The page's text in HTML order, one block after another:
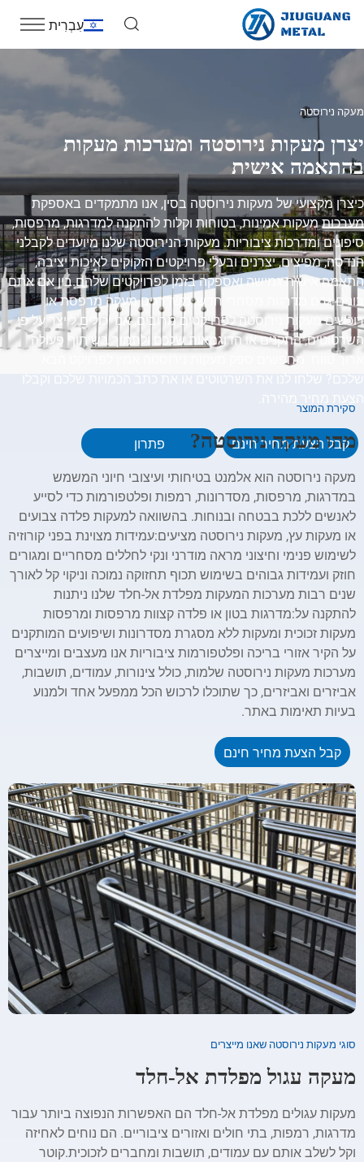
עִבְרִית
מעקה נירוסטה
יצרן מעקות נירוסטה ומערכות מעקות
בהתאמה אישית
כיצרן מקצועי של מעקות נירוסטה בסין, אנו מתמקדים באספקת
מערכות מעקות אמינות, בטוחות וקלות להתקנה למדרגות, מרפסות,
סיפונים ומדרכות ציבוריות. מעקות הנירוסטה שלנו מיועדים לקבלני
הנדסה, מפיצים, יצרנים ובעלי פרויקטים הזקוקים לאיכות יציבה,
התאמה אישית גמישה ואספקה בזמן לפרויקטים שלהם.בין אם אתם
בונים גרם מדרגות מסחרי חדש, משדרגים מעקה מרפסת או
רוכשים מעקות נירוסטה לפרויקטים מרובים, אנו יכולים לייצר על פי
השרטוטים, התקנים או הדוגמאות שלכם ולתמוך בשיתוף פעולה
ארוך טווח. מחפשים ספק מעקות נירוסטה אמין לפרויקט הבא
קבל הצעת מחיר חינם פתרון
סקירת המוצר
מהו מעקה נירוסטה?
מעקה נירוסטה הוא אלמנט בטיחותי ועיצובי חיוני המשמש
במדרגות, מרפסות, מסדרונות, רמפות ופלטפורמות כדי לסייע
לאנשים ללכת בבטחה ובנוחות. בהשוואה למעקות פלדה צבועים
או מעקות עץ, מעקות נירוסטה מציעים:עמידות מצוינת בפני קורוזיה
לשימוש פנימי וחיצוני מראה מודרני ונקי לחללים מסחריים ומגורים
חוזק ועמידות גבוהים בשימוש תכוף תחזוקה נמוכה וניקוי קל לאורך
שנים רבות מערכות המעקות מפלדת אל-חלד שלנו ניתנות
להתקנה על:מדרגות בטון או פלדה קצוות מרפסות ומרפסות
מעקות זכוכית ומעקות ללא מסגרת מסדרונות ושיפועים המותקנים
על הקיר אזורי בריכה ופלטפורמות ציבוריות אנו מעצבים ומייצרים
מערכות מעקות נירוסטה שלמות, כולל צינורות, עמודים, תושבות,
אביזרים ואביזרים, כך שתוכלו לרכוש הכל ממפעל אחד ולמנוע
בעיות תאימות באתר.
קבל הצעת מחיר חינם
סוגי מעקות נירוסטה שאנו מייצרים
מעקה עגול מפלדת אל-חלד
מעקות עגולים מפלדת אל-חלד הם האפשרות הנפוצה ביותר עבור
מדרגות, רמפות, בתי חולים ואזורים ציבוריים. הם נוחים לאחיזה
וקל לשלב אותם עם עמודים, תושבות ומחברים לזכוכית.קוטר